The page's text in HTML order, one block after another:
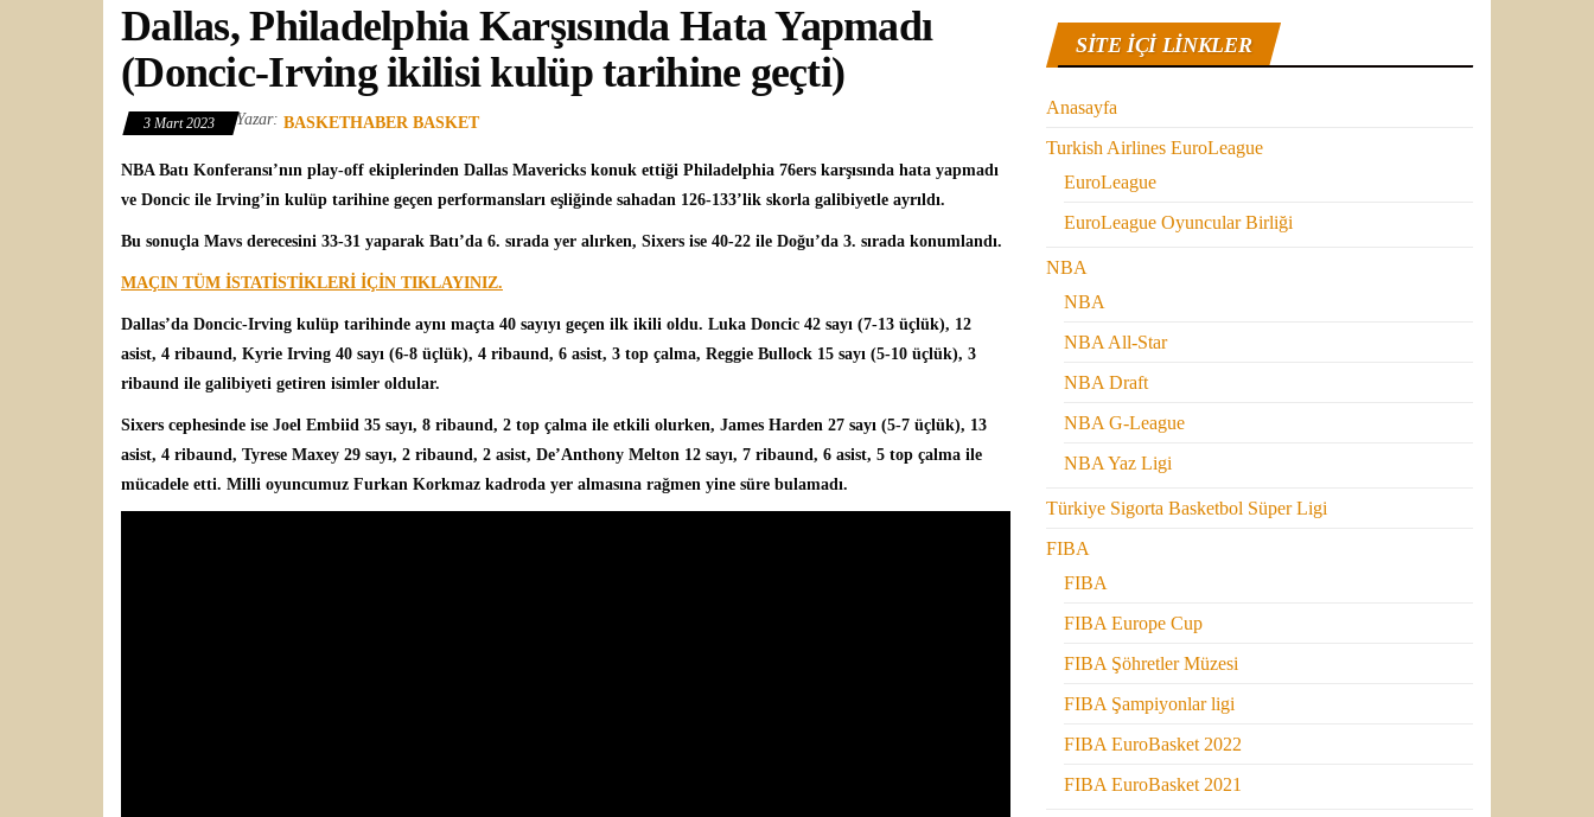
Dallas, Philadelphia Karşısında Hata Yapmadı
(Doncic-Irving ikilisi kulüp tarihine geçti)
3 Mart 2023 Yazar: BASKETHABER BASKET
NBA Batı Konferansı’nın play-off ekiplerinden Dallas Mavericks konuk ettiği Philadelphia 76ers karşısında hata yapmadı
ve Doncic ile Irving’in kulüp tarihine geçen performansları eşliğinde sahadan 126-133’lik skorla galibiyetle ayrıldı.
Bu sonuçla Mavs derecesini 33-31 yaparak Batı’da 6. sırada yer alırken, Sixers ise 40-22 ile Doğu’da 3. sırada konumlandı.
MAÇIN TÜM İSTATİSTİKLERİ İÇİN TIKLAYINIZ.
Dallas’da Doncic-Irving kulüp tarihinde aynı maçta 40 sayıyı geçen ilk ikili oldu. Luka Doncic 42 sayı (7-13 üçlük), 12
asist, 4 ribaund, Kyrie Irving 40 sayı (6-8 üçlük), 4 ribaund, 6 asist, 3 top çalma, Reggie Bullock 15 sayı (5-10 üçlük), 3
ribaund ile galibiyeti getiren isimler oldular.
Sixers cephesinde ise Joel Embiid 35 sayı, 8 ribaund, 2 top çalma ile etkili olurken, James Harden 27 sayı (5-7 üçlük), 13
asist, 4 ribaund, Tyrese Maxey 29 sayı, 2 ribaund, 2 asist, De’Anthony Melton 12 sayı, 7 ribaund, 6 asist, 5 top çalma ile
mücadele etti. Milli oyuncumuz Furkan Korkmaz kadroda yer almasına rağmen yine süre bulamadı.
SITE IÇI LINKLER
Anasayfa
Turkish Airlines EuroLeague
EuroLeague
EuroLeague Oyuncular Birliği
NBA
NBA
NBA All-Star
NBA Draft
NBA G-League
NBA Yaz Ligi
Türkiye Sigorta Basketbol Süper Ligi
FIBA
FIBA
FIBA Europe Cup
FIBA Şöhretler Müzesi
FIBA Şampiyonlar ligi
FIBA EuroBasket 2022
FIBA EuroBasket 2021